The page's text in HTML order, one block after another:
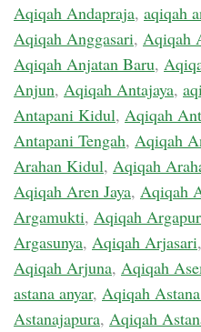
Aqiqah Andapraja, aqiqah
Aqiqah Anggasari, Aqiqah
Aqiqah Anjatan Baru,
Anjun, Aqiqah Antajaya,
Antapani Kidul, Aqiqah
Antapani Tengah, Aqiqah
Arahan Kidul, Aqiqah
Aqiqah Aren Jaya, Aqiqah
Argamukti, Aqiqah
Argasunya, Aqiqah Arjasari,
Aqiqah Arjuna, Aqiqah
astana anyar, Aqiqah
Astanajapura, Aqiqah